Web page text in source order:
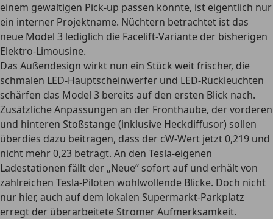
einem gewaltigen Pick-up passen könnte, ist eigentlich nur
ein interner Projektname. Nüchtern betrachtet ist das
neue Model 3 lediglich die Facelift-Variante der bisherigen
Elektro-Limousine.
Das Außendesign wirkt nun ein Stück weit frischer, die
schmalen LED-Hauptscheinwerfer und LED-Rückleuchten
schärfen das Model 3 bereits auf den ersten Blick nach.
Zusätzliche Anpassungen an der Fronthaube, der vorderen
und hinteren Stoßstange (inklusive Heckdiffusor) sollen
überdies dazu beitragen, dass der cW-Wert jetzt 0,219 und
nicht mehr 0,23 beträgt. An den Tesla-eigenen
Ladestationen fällt der „Neue“ sofort auf und erhält von
zahlreichen Tesla-Piloten wohlwollende Blicke. Doch nicht
nur hier, auch auf dem lokalen Supermarkt-Parkplatz
erregt der überarbeitete Stromer Aufmerksamkeit.